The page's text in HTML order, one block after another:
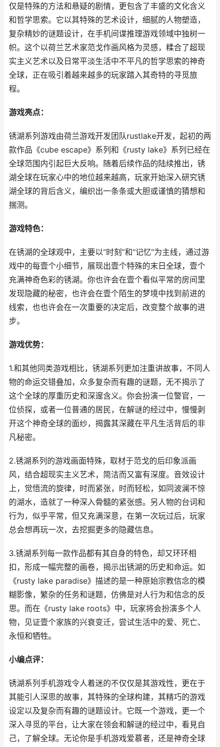
仅是特殊的方法和悬疑的剧情，更包含了丰盛的文化含义
和哲学思索。它以其特殊的艺术设计，细腻的人物塑造，
复杂精妙的谜题设计，在手机间谍推理游戏领域中独树一
帜。这个以荷兰艺术家范戈作画风格为灵感，糅合了超现
实主义艺术以及日常平淡生活中不平凡的哲学思索的神奇
全球，正在吸引着越来越多的玩家踏入其奇特的寻觅旅
程。
游戏亮点：
锈湖系列游戏由荷兰游戏开发团队rustlake开发，起初的两
款作品《cube escape》系列和《rusty lake》系列已经在
全球范围内引起巨大反响。随着后续作品的陆续推出，锈
湖全球在玩家心中的地位越来越高，玩家开始深入研究锈
湖全球的背后含义，编织出一条条或大胆或谨慎的猜想和
揣测。
游戏特色：
在锈湖的全球观中，主要以“时刻”和“记忆”为主线，通过游
戏中的每壹个小细节，展现出壹个特殊的末日全球，壹个
充满神奇色彩的锈湖。你也许会在壹个看似平常的房间里
发现隐藏的秘密，也许会在壹个陌生的梦境中找到前进的
线索，也也许会在一次重要的决定后，改变整个故事的进
步。
游戏优势：
1.和其他同类游戏相比，锈湖系列更加注重讲故事，不同人
物的命运交错叠加，众多复杂而有趣的谜题，无不揭示了
这个全球的厚重历史和深邃含义。你会扮演一位警官，一
位侦探，或者一位普通的居民，在解谜的经过中，慢慢剥
开这个神奇全球的面纱，揭露其深藏在平凡生活背后的非
凡秘密。
2.锈湖系列的游戏画面特殊，取材于范戈的后印象派画
风，结合超现实主义艺术，简洁而又富有深度。音效设计
上，觉悟流的旋律，时而紧张，时而轻松，如同波澜不惊
的湖水，造就了一种深入骨髓的紧张感。另人物的台词和
行为，似乎平常，但又充满深意，在第一次玩过后，玩家
总会想再玩一次，去挖掘更多的隐藏信息。
3.锈湖系列每一款作品都有其自身的特色，却又环环相
扣，形成一幅完整的画卷，揭示出锈湖的历史和命运。如
《rusty lake paradise》描述的是一种原始宗教信念的模
糊影像，繁杂的任务和谜题，仿佛是对人行为和信念的反
思。而在《rusty lake roots》中，玩家将会扮演多个人
物，见证壹个家族的兴衰变迁，尝试生活中的爱、死亡、
永恒和牺牲。
小编点评：
锈湖系列手机游戏令人着迷的不仅仅是其游戏性，更在于
其能引人深思的故事，其特殊的全球构建，其精巧的游戏
设定以及复杂而有趣的谜题设计。它既一个游戏，更一个
深入寻觅的平台，让大家在领会和解谜的经过中，看見自
己，了解全球。无论你是手机游戏爱慕者，还是神奇全球